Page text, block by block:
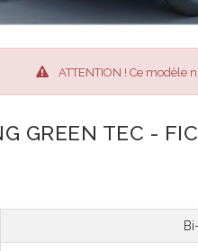
ATTENTION ! Ce modèle
GREEN TEC -